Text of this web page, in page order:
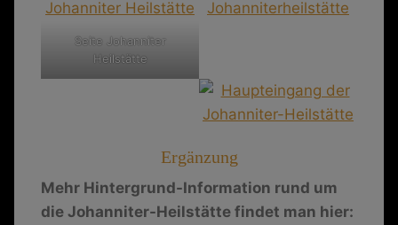
Seite Johanniter
Heilstätte
Ergänzung
Mehr Hintergrund-Information rund um
die Johanniter-Heilstätte findet man hier: